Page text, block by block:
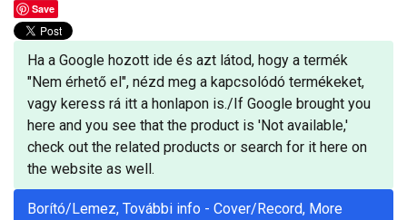
Save
Ha a Google hozott ide és azt látod, hogy a termék
"Nem érhető el", nézd meg a kapcsolódó termékeket,
vagy keress rá itt a honlapon is./If Google brought you
here and you see that the product is 'Not available,'
check out the related products or search for it here on
the website as well.
Borító/Lemez, További info - Cover/Record, More